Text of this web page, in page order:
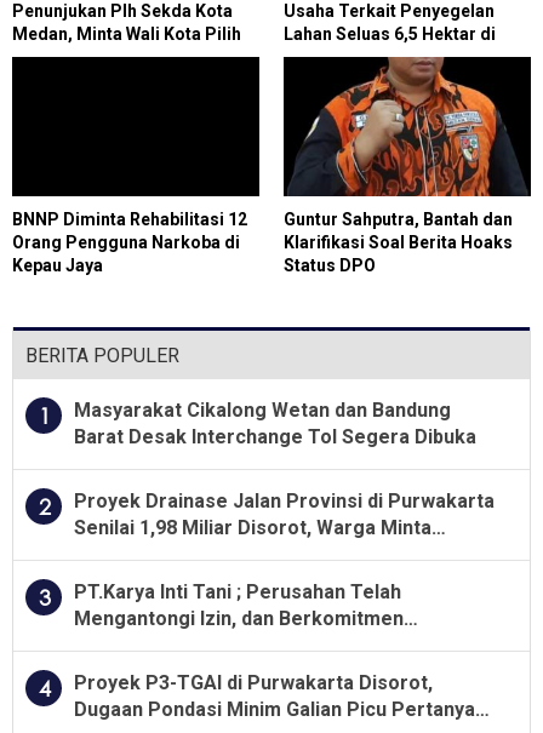
Penunjukan Plh Sekda Kota
Medan, Minta Wali Kota Pilih
Figur yang Tepat
Usaha Terkait Penyegelan
Lahan Seluas 6,5 Hektar di
Paluh Sibaji Pantai
LabuOleh Satpol PP Kabupaten
Deli Serdang
BNNP Diminta Rehabilitasi 12
Orang Pengguna Narkoba di
Kepau Jaya
Guntur Sahputra, Bantah dan
Klarifikasi Soal Berita Hoaks
Status DPO
BERITA POPULER
1
Masyarakat Cikalong Wetan dan Bandung
Barat Desak Interchange Tol Segera Dibuka
2
Proyek Drainase Jalan Provinsi di Purwakarta
Senilai 1,98 Miliar Disorot, Warga Minta
Kualitas Pekerjaan Diawasi Ketat
3
PT.Karya Inti Tani ; Perusahan Telah
Mengantongi Izin, dan Berkomitmen
Menjalankan Aturan Yang Berlaku
4
Proyek P3-TGAI di Purwakarta Disorot,
Dugaan Pondasi Minim Galian Picu Pertanyaan